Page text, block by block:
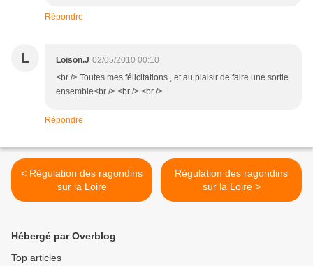
Répondre
L Loison.J 02/05/2010 00:10
<br /> Toutes mes félicitations , et au plaisir de faire une sortie
ensemble<br /> <br /> <br />
Répondre
< Régulation des ragondins
sur la Loire
Régulation des ragondins
sur la Loire >
Hébergé par Overblog
Top articles